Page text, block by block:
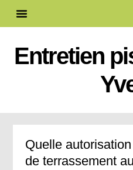
Entretien
Quelle
de terrassement